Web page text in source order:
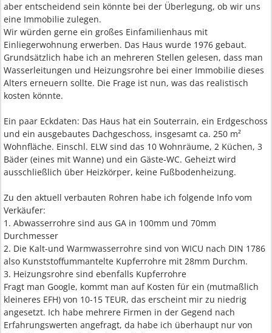
aber entscheidend sein könnte bei der Überlegung, ob wir uns
eine Immobilie zulegen.
Wir würden gerne ein großes Einfamilienhaus mit
Einliegerwohnung erwerben. Das Haus wurde 1976 gebaut.
Grundsätzlich habe ich an mehreren Stellen gelesen, dass man
Wasserleitungen und Heizungsrohre bei einer Immobilie dieses
Alters erneuern sollte. Die Frage ist nun, was das realistisch
kosten könnte.
Ein paar Eckdaten: Das Haus hat ein Souterrain, ein Erdgeschoss
und ein ausgebautes Dachgeschoss, insgesamt ca. 250 m²
Wohnfläche. Einschl. ELW sind das 10 Wohnräume, 2 Küchen, 3
Bäder (eines mit Wanne) und ein Gäste-WC. Geheizt wird
ausschließlich über Heizkörper, keine Fußbodenheizung.
Zu den aktuell verbauten Rohren habe ich folgende Info vom
Verkäufer:
1. Abwasserrohre sind aus GA in 100mm und 70mm
Durchmesser
2. Die Kalt-und Warmwasserrohre sind von WICU nach DIN 1786
also Kunststoffummantelte Kupferrohre mit 28mm Durchm.
3. Heizungsrohre sind ebenfalls Kupferrohre
Fragt man Google, kommt man auf Kosten für ein (mutmaßlich
kleineres EFH) von 10-15 TEUR, das erscheint mir zu niedrig
angesetzt. Ich habe mehrere Firmen in der Gegend nach
Erfahrungswerten angefragt, da habe ich überhaupt nur von